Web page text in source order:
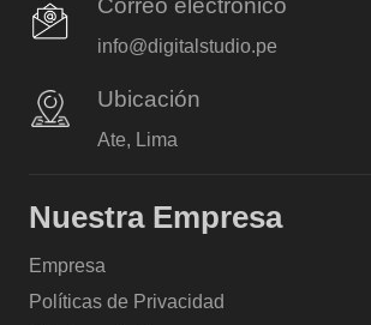
Correo electrónico
info@digitalstudio.pe
Ubicación
Ate, Lima
Nuestra Empresa
Empresa
Políticas de Privacidad